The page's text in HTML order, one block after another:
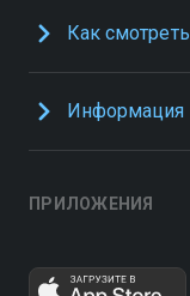
Как смотреть
Информация
ПРИЛОЖЕНИЯ